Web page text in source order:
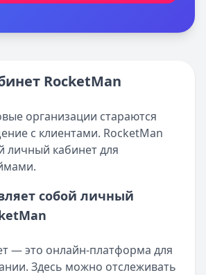
RocketMan
организации стараются
с клиентами. RocketMan
личный кабинет для
собой личный
— это онлайн-платформа для
Здесь можно отслеживать